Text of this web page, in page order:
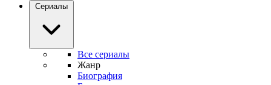
Сериалы
Все сериалы
Жанр
Биография